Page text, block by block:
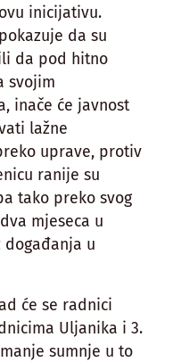
inicijativu.
da su
da pod hitno
svojim
inače će javnost
lažne
uprave, protiv
ranije su
tako preko svog
mjeseca u
u
će se radnici
Uljanika i 3.
sumnje u to